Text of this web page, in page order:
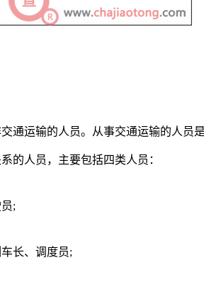
通运输的人员。从事交通运输的人员
的人员，主要包括四类人员：
;
长、调度员;